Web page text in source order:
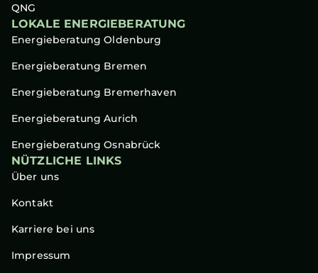
QNG
LOKALE ENERGIEBERATUNG
Energieberatung Oldenburg
Energieberatung Bremen
Energieberatung Bremerhaven
Energieberatung Aurich
Energieberatung Osnabrück
NÜTZLICHE LINKS
Über uns
Kontakt
Karriere bei uns
Impressum